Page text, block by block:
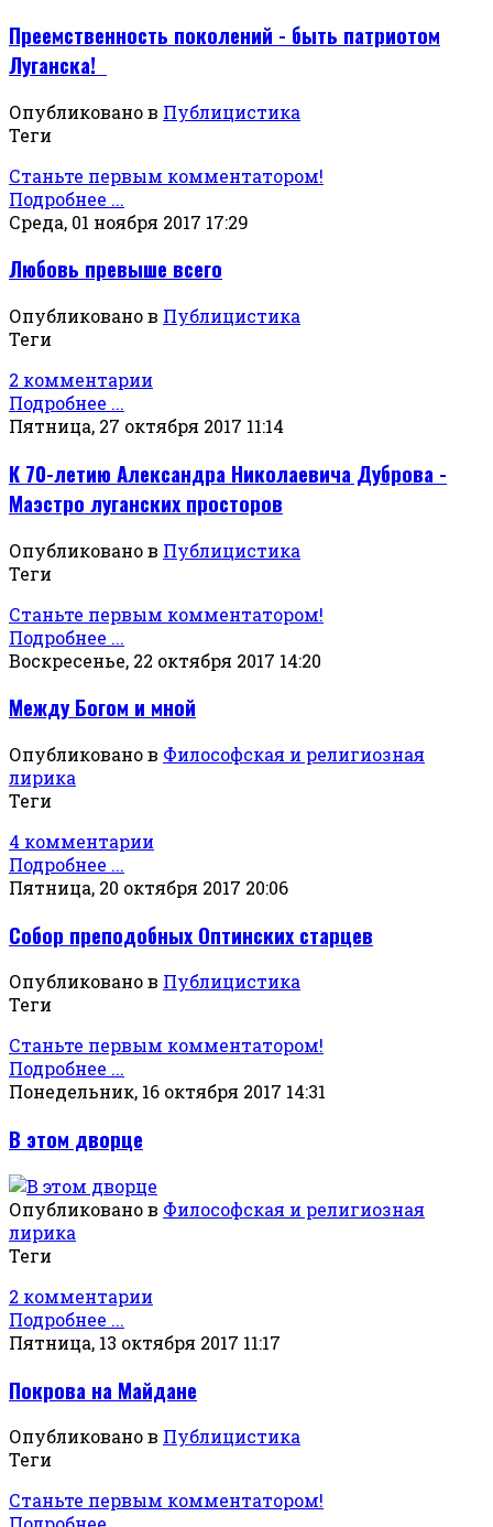
Преемственность поколений - быть патриотом
Луганска!
Опубликовано в Публицистика
Теги
Станьте первым комментатором!
Подробнее ...
Среда, 01 ноября 2017 17:29
Любовь превыше всего
Опубликовано в Публицистика
Теги
2 комментарии
Подробнее ...
Пятница, 27 октября 2017 11:14
К 70-летию Александра Николаевича Дуброва -
Маэстро луганских просторов
Опубликовано в Публицистика
Теги
Станьте первым комментатором!
Подробнее ...
Воскресенье, 22 октября 2017 14:20
Между Богом и мной
Опубликовано в Философская и религиозная
лирика
Теги
4 комментарии
Подробнее ...
Пятница, 20 октября 2017 20:06
Собор преподобных Оптинских старцев
Опубликовано в Публицистика
Теги
Станьте первым комментатором!
Подробнее ...
Понедельник, 16 октября 2017 14:31
В этом дворце
Опубликовано в Философская и религиозная
лирика
Теги
2 комментарии
Подробнее ...
Пятница, 13 октября 2017 11:17
Покрова на Майдане
Опубликовано в Публицистика
Теги
Станьте первым комментатором!